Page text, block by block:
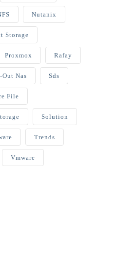
Nutanix
Storage
Proxmox Rafay
Out Nas Sds
File
Solution
Trends
Vmware